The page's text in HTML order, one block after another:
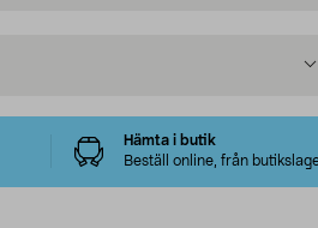
Hämta i butik
Beställ online, från